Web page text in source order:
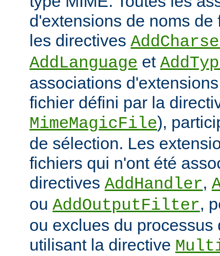
d'extensions de noms
les directives
AddLanguage et
associations
fichier défini par la
MimeMagicFile),
de sélection. Les
fichiers qui n'ont été
directives AddHandler,
ou AddOutputFilter,
ou exclues du processus
utilisant la directive